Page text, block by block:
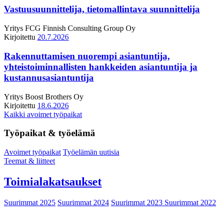
Vastuusuunnittelija, tietomallintava suunnittelija
Yritys FCG Finnish Consulting Group Oy
Kirjoitettu 20.7.2026
Rakennuttamisen nuorempi asiantuntija,
yhteistoiminnallisten hankkeiden asiantuntija ja
kustannusasiantuntija
Yritys Boost Brothers Oy
Kirjoitettu 18.6.2026
Kaikki avoimet työpaikat
Työpaikat & työelämä
Avoimet työpaikat Työelämän uutisia
Teemat & liitteet
Toimialakatsaukset
Suurimmat 2025 Suurimmat 2024 Suurimmat 2023 Suurimmat 2022